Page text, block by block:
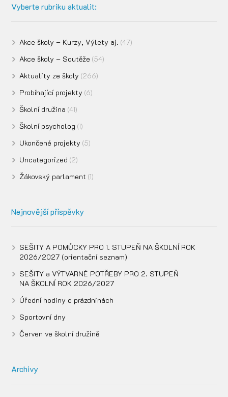
Vyberte rubriku aktualit:
Akce školy – Kurzy, Výlety aj. (47)
Akce školy – Soutěže (54)
Aktuality ze školy (266)
Probíhající projekty (6)
Školní družina (41)
Školní psycholog (1)
Ukončené projekty (5)
Uncategorized (2)
Žákovský parlament (1)
Nejnovější příspěvky
SEŠITY A POMŮCKY PRO 1. STUPEŇ NA ŠKOLNÍ ROK
2026/2027 (orientační seznam)
SEŠITY a VÝTVARNÉ POTŘEBY PRO 2. STUPEŇ
NA ŠKOLNÍ ROK 2026/2027
Úřední hodiny o prázdninách
Sportovní dny
Červen ve školní družině
Archivy